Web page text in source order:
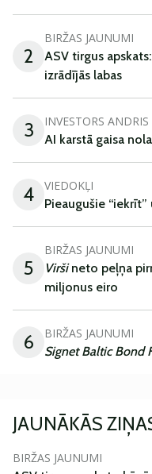
2
BIRŽAS JAUNUMI
ASV tirgus
izrādījās labas
3 INVESTORS ANDRIS
AI karstā gaisa
4 VIEDOKĻI
Pieaugušie
5
BIRŽAS JAUNUMI
Viršineto peļņa
miljonus eiro
6 BIRŽAS JAUNUMI
Signet Baltic Bond
JAUNĀKĀS
BIRŽAS JAUNUMI